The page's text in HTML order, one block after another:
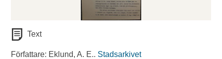
Text
Författare: Eklund, A. E.. Stadsarkivet